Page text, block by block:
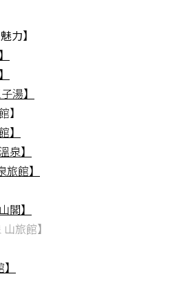
力】
湯】
】
】
泉】
館】
閣】
旅館】